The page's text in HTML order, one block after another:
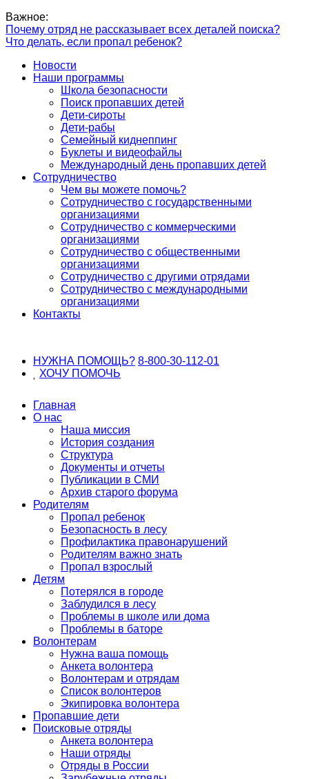
Важное:
Почему отряд не рассказывает всех деталей поиска?
Что делать, если пропал ребенок?
Новости
Наши программы
Школа безопасности
Поиск пропавших детей
Дети-сироты
Дети-рабы
Семейный киднеппинг
Буклеты и видеофайлы
Международный день пропавших детей
Сотрудничество
Чем вы можете помочь?
Сотрудничество с государственными
организациями
Сотрудничество с коммерческими
организациями
Сотрудничество с общественными
организациями
Сотрудничество с другими отрядами
Сотрудничество с международными
организациями
Контакты
НУЖНА ПОМОЩЬ? 8-800-30-112-01
ХОЧУ ПОМОЧЬ
Главная
О нас
Наша миссия
История создания
Структура
Документы и отчеты
Публикации в СМИ
Архив старого форума
Родителям
Пропал ребенок
Безопасность в лесу
Профилактика правонарушений
Родителям важно знать
Пропал взрослый
Детям
Потерялся в городе
Заблудился в лесу
Проблемы в школе или дома
Проблемы в баторе
Волонтерам
Нужна ваша помощь
Анкета волонтера
Волонтерам и отрядам
Список волонтеров
Экипировка волонтера
Пропавшие дети
Поисковые отряды
Анкета волонтера
Наши отряды
Отряды в России